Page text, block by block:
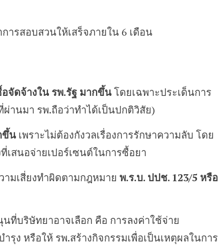
ารสอบสวนให้เสร็จภายใน 6 เดือน
จัดจ้างใน รพ.รัฐ มากขึ้นโดยเฉพาะประเด็นการ
ผ่านมา รพ.ถือว่าทำได้เป็นปกติวิสัย)
ขึ้นเพราะไม่ต้องกังวลเรื่องการรักษาความลับ โดย
เสนอจ่ายเปอร์เซนต์ในการซื้อยา
มเสี่ยงทำผิดตามกฎหมาย พ.ร.บ. ปปช. 123/5 หรือ
ที่บริษัทยาอาจเลือก คือ การลงค่าใช้จ่าย
ำรุง หรือให้ รพ.สร้างกิจกรรมเพื่อเป็นเหตุผลในการ